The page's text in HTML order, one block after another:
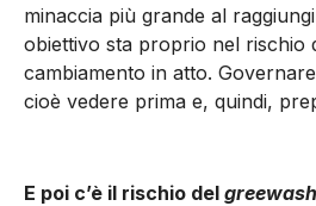
minaccia più grande al
obiettivo sta proprio nel rischio
cambiamento in atto.
cioè vedere prima e, quindi,
E poi c’è il rischio del